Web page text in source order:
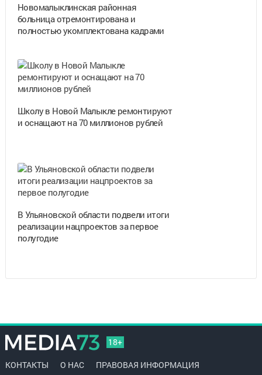
Новомалыклинская районная
больница отремонтирована и
полностью укомплектована кадрами
Школу в Новой Малыкле ремонтируют
и оснащают на 70 миллионов рублей
В Ульяновской области подвели итоги
реализации нацпроектов за первое
полугодие
18+
КОНТАКТЫ О НАС ПРАВОВАЯ ИНФОРМАЦИЯ